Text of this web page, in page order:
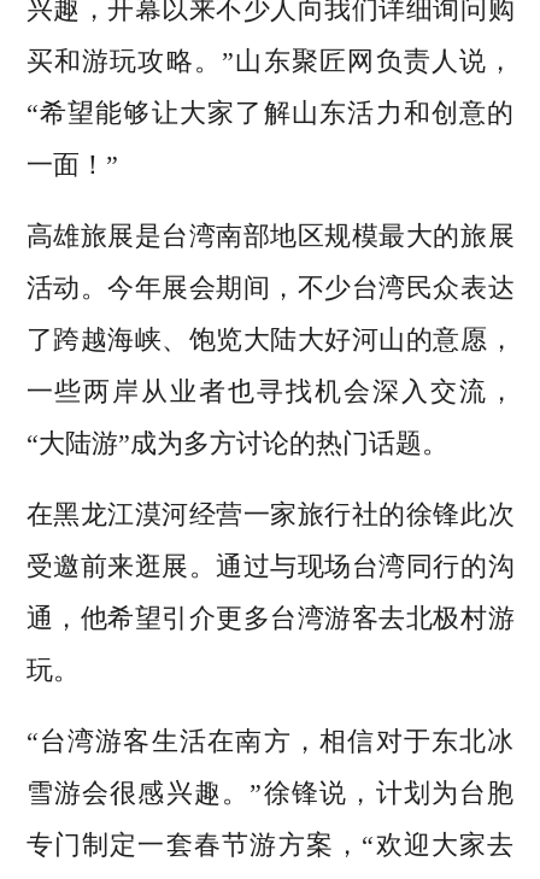
兴趣，开幕以来不少人向我们详细询问购
买和游玩攻略。”山东聚匠网负责人说，
“希望能够让大家了解山东活力和创意的
一面！”
高雄旅展是台湾南部地区规模最大的旅展
活动。今年展会期间，不少台湾民众表达
了跨越海峡、饱览大陆大好河山的意愿，
一些两岸从业者也寻找机会深入交流，
“大陆游”成为多方讨论的热门话题。
在黑龙江漠河经营一家旅行社的徐锋此次
受邀前来逛展。通过与现场台湾同行的沟
通，他希望引介更多台湾游客去北极村游
玩。
“台湾游客生活在南方，相信对于东北冰
雪游会很感兴趣。”徐锋说，计划为台胞
专门制定一套春节游方案，“欢迎大家去